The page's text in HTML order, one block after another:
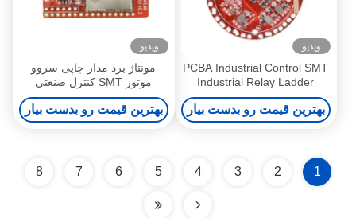
ویدیو
PCBA Industrial Control SMT
Industrial Relay Ladder
Controllers Printed Circuit
Board Assembly
بهترین قیمت رو بدست بیار
ویدیو
مونتاژ برد مدار چاپی سروو
موتور SMT کنترل صنعتی
PCBA
بهترین قیمت رو بدست بیار
1
2
3
4
5
6
7
8